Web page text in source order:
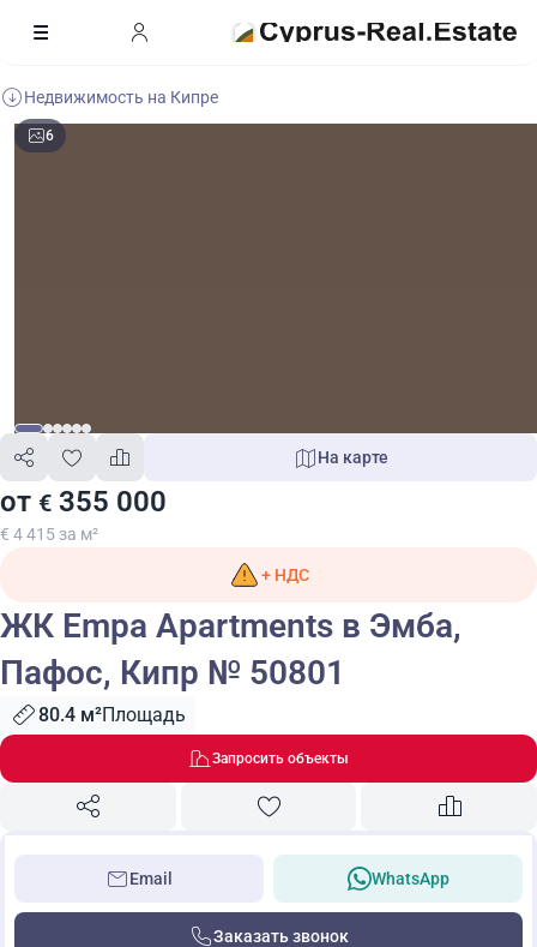
Недвижимость на Кипре
6
от € 355 000
€ 4 415 за м²
На карте
+ НДС
ЖК Empa Apartments в Эмба,
Пафос, Кипр № 50801
80.4 м²Площадь
Запросить объекты
Email WhatsApp
Заказать звонок